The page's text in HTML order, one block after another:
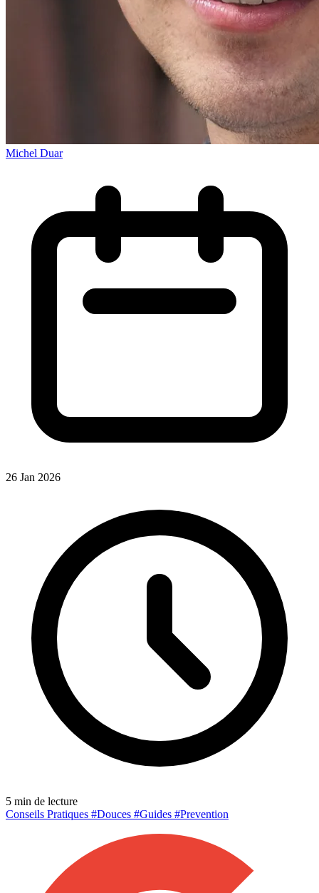
Michel Duar
26 Jan 2026
5 min de lecture
Conseils Pratiques #Douces #Guides #Prevention